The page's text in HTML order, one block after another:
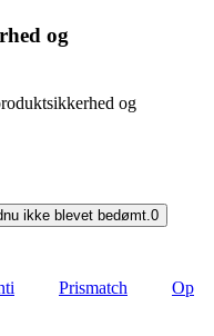
og
og
ikke blevet bedømt. 0
Prismatch
Op